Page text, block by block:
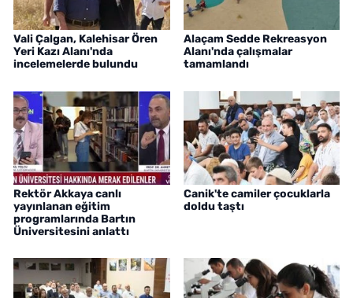
Vali Çalgan, Kalehisar Ören
Yeri Kazı Alanı'nda
incelemelerde bulundu
Alaçam Sedde Rekreasyon
Alanı'nda çalışmalar
tamamlandı
Rektör Akkaya canlı
yayınlanan eğitim
programlarında Bartın
Üniversitesini anlattı
Canik'te camiler çocuklarla
doldu taştı